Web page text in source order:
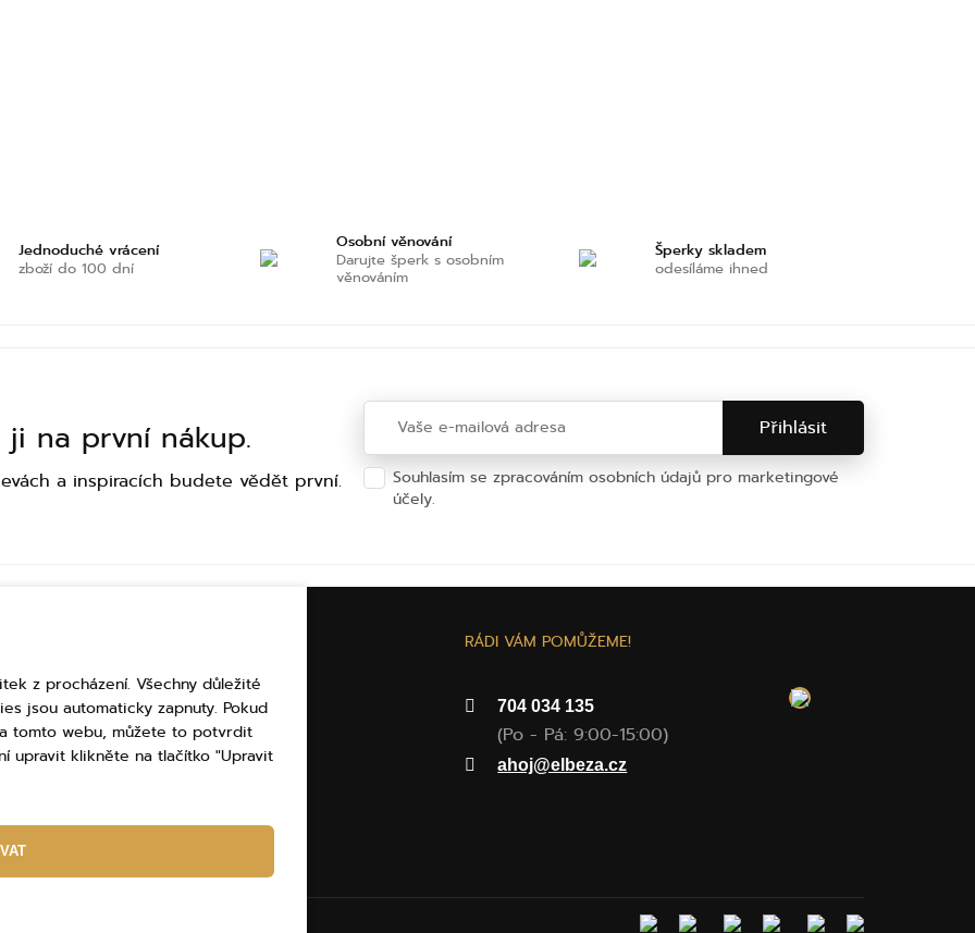
Jednoduché vrácení
zboží do 100 dní
Osobní věnování
Darujte šperk s osobním
věnováním
Šperky skladem
odesíláme ihned
ji na první nákup.
a inspiracích budete vědět první.
Souhlasím se zpracováním osobních údajů pro marketingové
účely.
Dárkové poukázky
Puncovní značky
Kontakty
RÁDI VÁM POMŮŽEME!
704 034 135
(Po - Pá: 9:00-15:00)
ahoj@elbeza.cz
z procházení. Všechny důležité
jsou automaticky zapnuty. Pokud
tomto webu, můžete to potvrdit
upravit klikněte na tlačítko "Upravit